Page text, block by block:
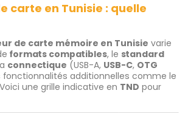
carte en Tunisie : quelle
de carte mémoire en Tunisie varie
formats compatibles, le standard
connectique (USB-A, USB-C, OTG
fonctionnalités additionnelles comme le
une grille indicative en TND pour